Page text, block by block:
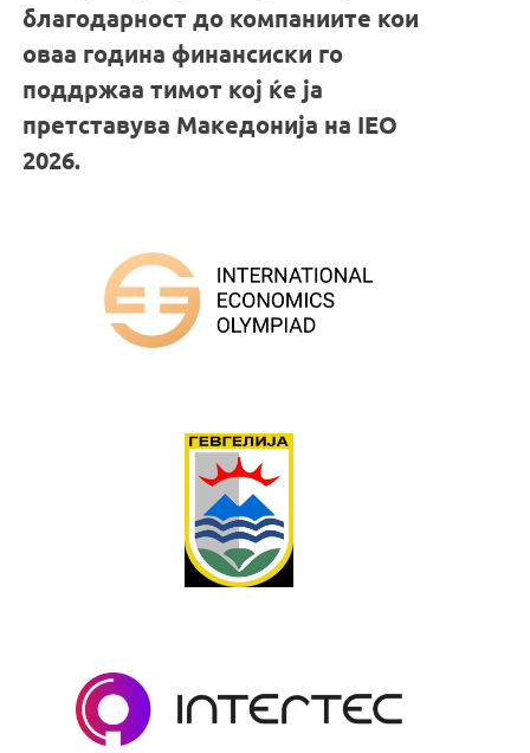
благодарност до компаниите кои
оваа година финансиски го
поддржаа тимот кој ќе ја
претставува Македонија на IEO
2026.